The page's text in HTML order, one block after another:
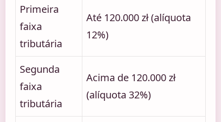
Primeira
faixa
tributária
Até 120.000 zł (alíquota
12%)
Segunda
faixa
tributária
Acima de 120.000 zł
(alíquota 32%)